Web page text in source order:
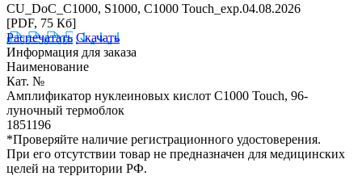
CU_DoC_C1000, S1000, C1000 Touch_exp.04.08.2026
[PDF, 75 Кб]
Распечатать Скачать
Информация для заказа
Наименование
Кат. №
Амплификатор нуклеиновых кислот C1000 Touch, 96-
луночный термоблок
1851196
*Проверяйте наличие регистрационного удостоверения.
При его отсутствии товар не предназначен для медицинских
целей на территории РФ.